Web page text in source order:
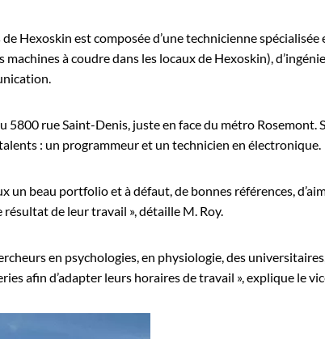
Hexoskin est composée d’une technicienne
à coudre dans les locaux de Hexoskin),
5800 rue Saint-Denis, juste en face du métro Rosemont.
: un programmeur et un technicien en électronique.
beau portfolio et à défaut, de bonnes références,
de leur travail », détaille M. Roy.
en psychologies, en physiologie, des
afin d’adapter leurs horaires de travail », explique le